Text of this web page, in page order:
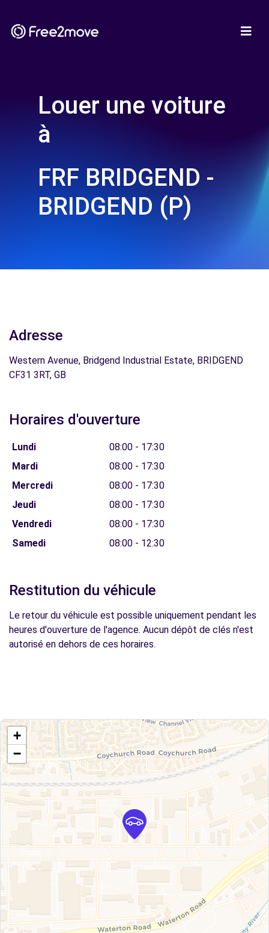
Louer une voiture
à
FRF BRIDGEND -
BRIDGEND (P)
Adresse
Western Avenue, Bridgend Industrial Estate, BRIDGEND
CF31 3RT, GB
Horaires d'ouverture
Lundi
08:00 - 17:30
Mardi
08:00 - 17:30
Mercredi
08:00 - 17:30
Jeudi
08:00 - 17:30
Vendredi
08:00 - 17:30
Samedi
08:00 - 12:30
Restitution du véhicule
Le retour du véhicule est possible uniquement pendant les
heures d'ouverture de l'agence. Aucun dépôt de clés n'est
autorisé en dehors de ces horaires.
+
−